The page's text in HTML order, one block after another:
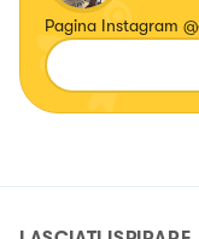
Pagina Instagram